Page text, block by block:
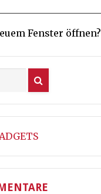
Fenster öffnen?